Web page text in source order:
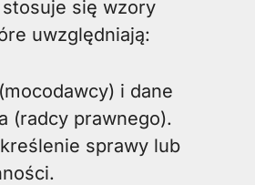
się wzory
uwzględniają:
i dane
(radcy prawnego).
sprawy lub